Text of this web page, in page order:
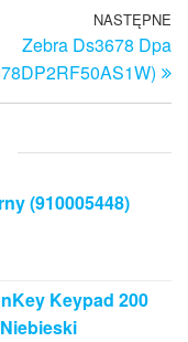
NASTĘPNE
Zebra Ds3678 Dpa
(910005448)
Keypad 200